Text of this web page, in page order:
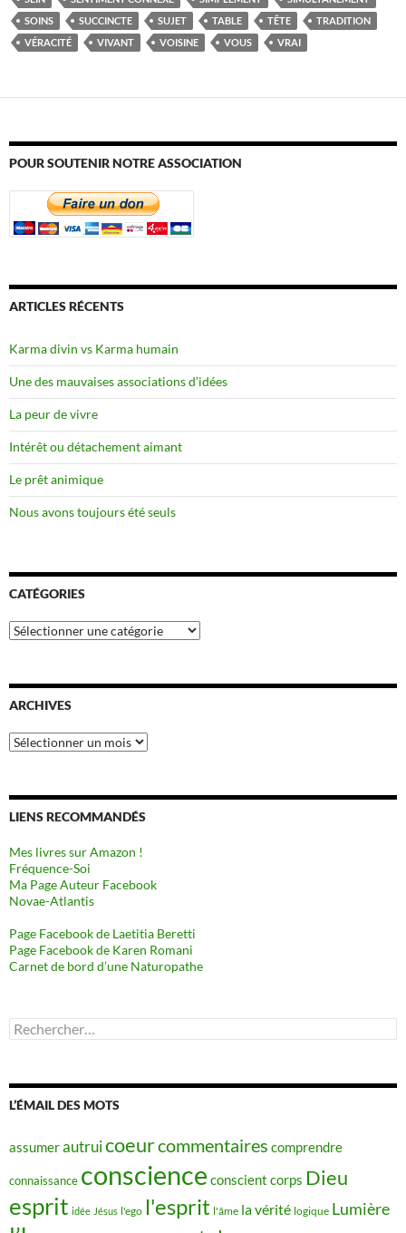
SOINS
SUCCINCTE SUJET TABLE TÊTE
TRADITION
VÉRACITÉ
VIVANT VOISINE VOUS VRAI
POUR SOUTENIR NOTRE ASSOCIATION
ARTICLES RÉCENTS
Karma divin vs Karma humain
Une des mauvaises associations d’idées
La peur de vivre
Intérêt ou détachement aimant
Le prêt animique
Nous avons toujours été seuls
CATÉGORIES
Catégories
ARCHIVES
Archives
LIENS RECOMMANDÉS
Mes livres sur Amazon !
Fréquence-Soi
Ma Page Auteur Facebook
Novae-Atlantis
Page Facebook de Laetitia Beretti
Page Facebook de Karen Romani
Carnet de bord d’une Naturopathe
Rechercher :
L’ÉMAIL DES MOTS
assumerautruicoeurcommentaires comprendre
connaissance conscience conscient corps Dieu
esprit idée Jésus l'ego l'esprit l'âme la vérité logique Lumière